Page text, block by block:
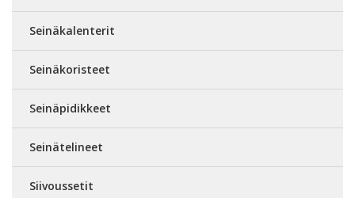
Seinäkalenterit
Seinäkoristeet
Seinäpidikkeet
Seinätelineet
Siivoussetit